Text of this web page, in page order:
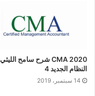
CMA 2020 شرح سامح الليثي
النظام الجديد 4
14 سبتمبر، 2019